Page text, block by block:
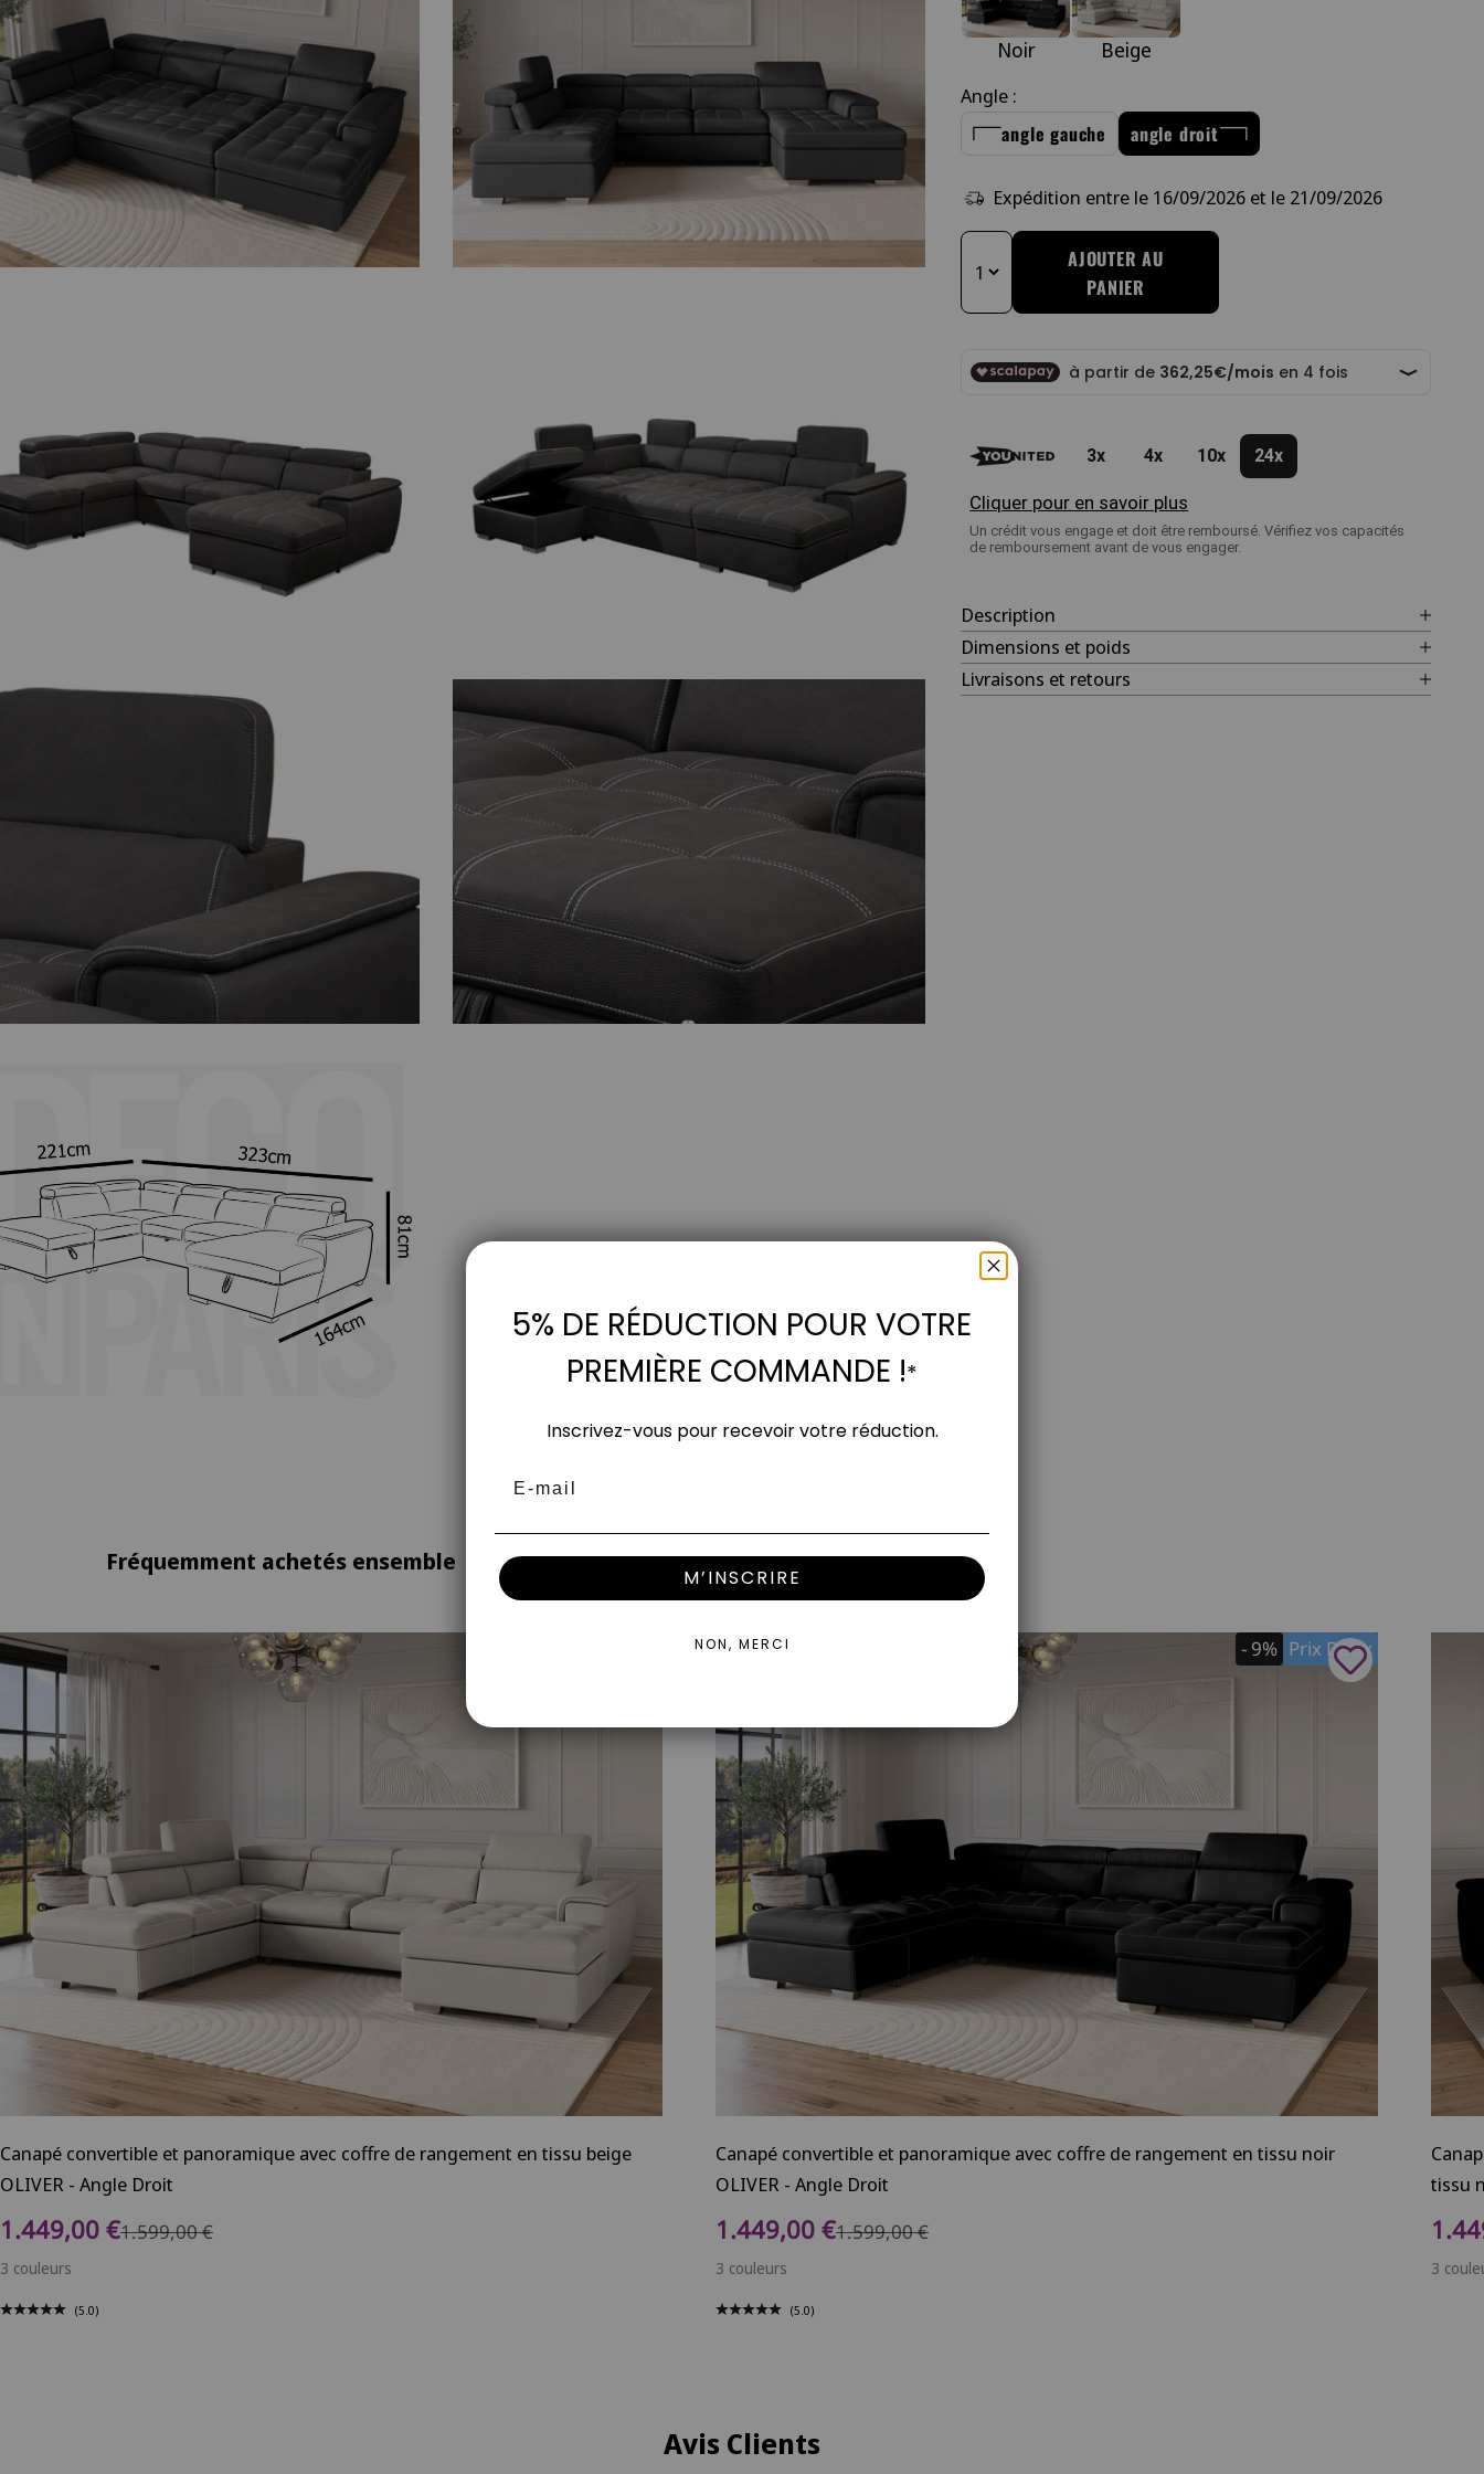
Noir Beige
Angle :
angle gauche angle droit
Expédition entre le 16/09/2026 et le 21/09/2026
Changer la quantité
AJOUTER AU
PANIER
3x 4x 10x 24x
Cliquer pour en savoir plus
Un crédit vous engage et doit être remboursé. Vérifiez vos capacités
de remboursement avant de vous engager.
Description
Dimensions et poids
Livraisons et retours
Fréquemment achetés ensemble
Canapé convertible et panoramique avec coffre de rangement en tissu beige
OLIVER - Angle Droit
Prix de vente
1.449,00 €Prix normal
1.599,00 €
3 couleurs
(5.0)
Prix Doux
- 9%
Canapé convertible et panoramique avec coffre de rangement en tissu noir
OLIVER - Angle Droit
Prix de vente
1.449,00 €Prix normal
1.599,00 €
3 couleurs
(5.0)
tissu
Prix
3
Avis Clients
5% DE RÉDUCTION POUR VOTRE
PREMIÈRE COMMANDE !*
Inscrivez-vous pour recevoir votre réduction.
M’INSCRIRE
NON, MERCI